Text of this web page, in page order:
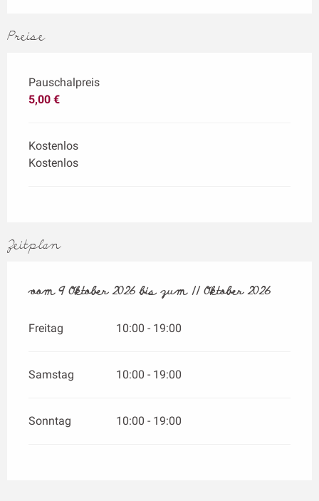
Preise
Pauschalpreis
5,00 €
Kostenlos
Kostenlos
Zeitplan
vom9 Oktober 2026bis zum11 Oktober 2026
vom9 Oktober 2026bis zum11 Oktober 2026
Freitag 10:00 - 19:00
Samstag 10:00 - 19:00
Sonntag 10:00 - 19:00